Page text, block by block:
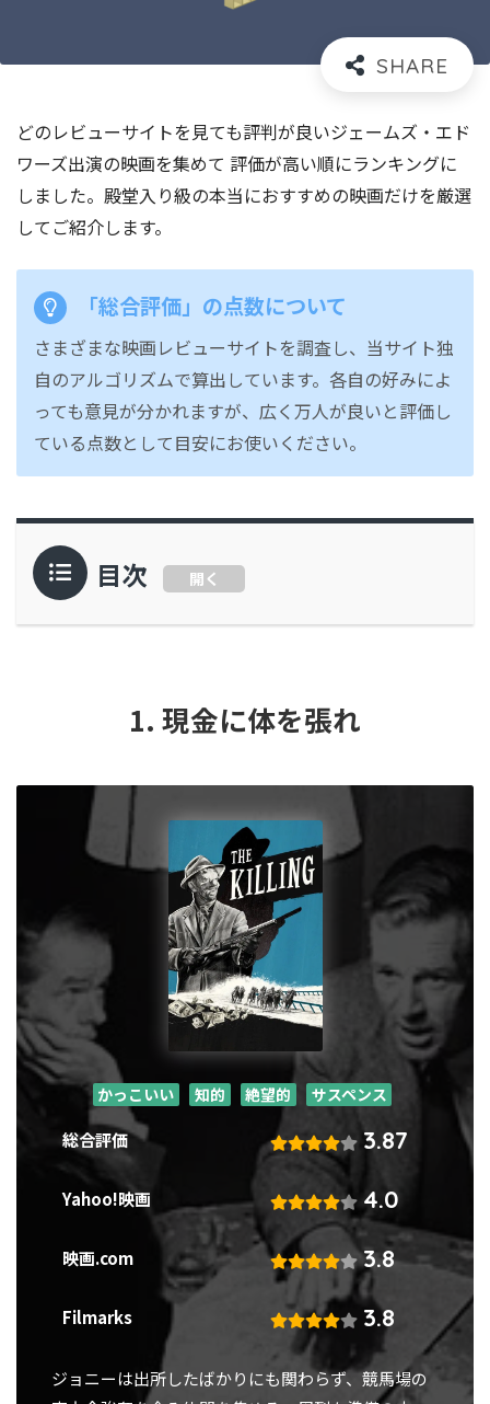
どのレビューサイトを見ても評判が良いジェームズ・エド
ワーズ出演の映画を集めて 評価が高い順にランキングに
しました。殿堂入り級の本当におすすめの映画だけを厳選
してご紹介します。
「総合評価」の点数について
さまざまな映画レビューサイトを調査し、当サイト独
自のアルゴリズムで算出しています。各自の好みによ
っても意見が分かれますが、広く万人が良いと評価し
ている点数として目安にお使いください。
目次 開く
1. 現金に体を張れ
かっこいい 知的 絶望的 サスペンス
総合評価 3.87
Yahoo!映画 4.0
映画.com 3.8
Filmarks 3.8
ジョニーは出所したばかりにも関わらず、競馬場の